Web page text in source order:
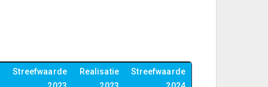
Streefwaarde
Realisatie
Streefwaarde